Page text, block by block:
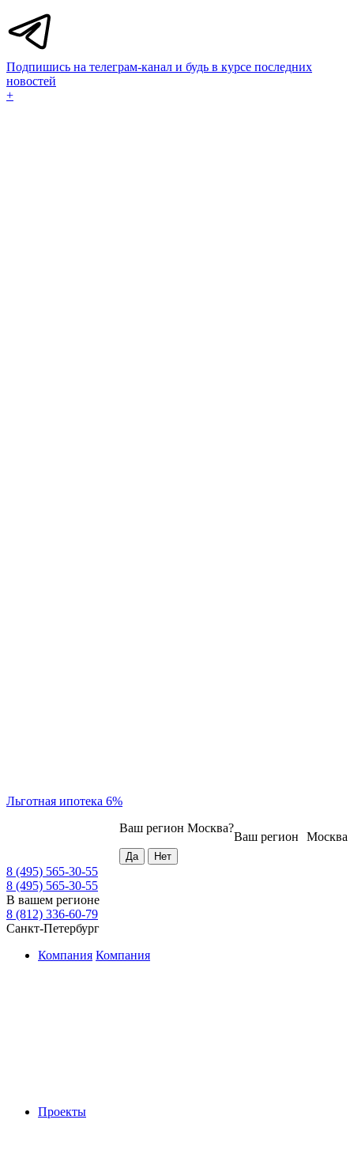
Подпишись на телеграм-канал и будь в курсе последних
новостей
+
Льготная ипотека 6%
Москва
Ваш регион
Ваш регион Москва?
8 (495) 565-30-55
8 (495) 565-30-55
В вашем регионе
8 (812) 336-60-79
Санкт-Петербург
Компания Компания
Проекты